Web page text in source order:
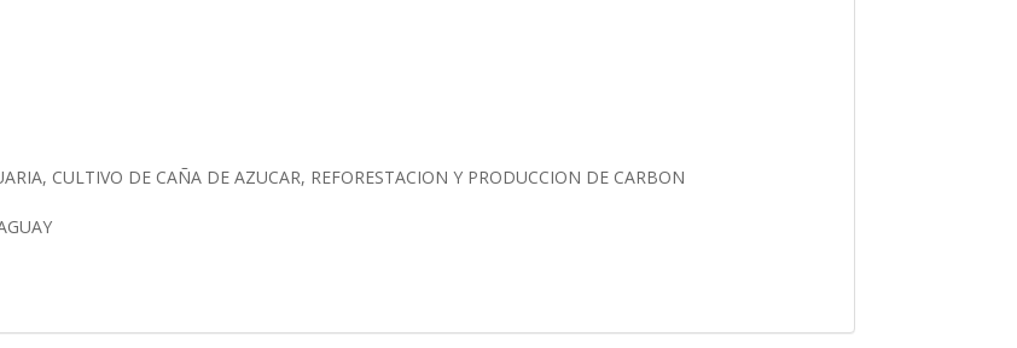
CULTIVO DE CAÑA DE AZUCAR, REFORESTACION Y PRODUCCION DE CARBON